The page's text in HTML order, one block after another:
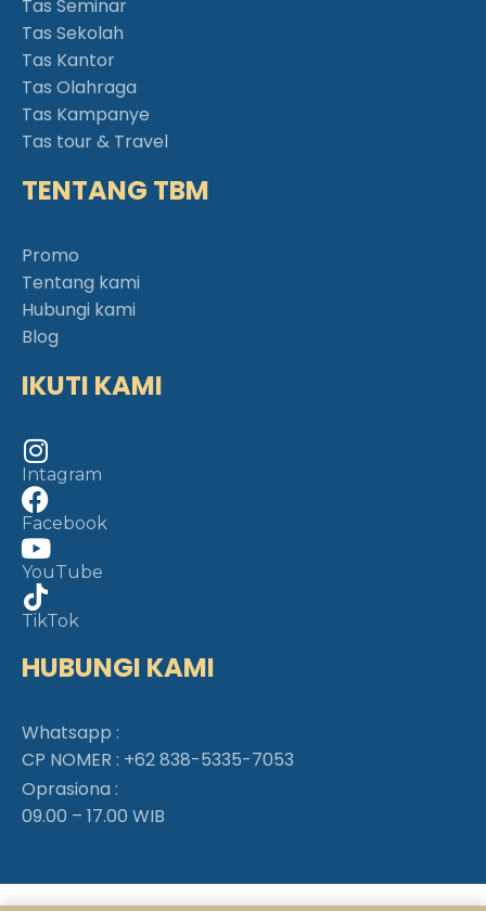
Tas Seminar
Tas Sekolah
Tas Kantor
Tas Olahraga
Tas Kampanye
Tas tour & Travel
TENTANG TBM
Promo
Tentang kami
Hubungi kami
Blog
IKUTI KAMI
Intagram
Facebook
YouTube
TikTok
HUBUNGI KAMI
Whatsapp :
CP NOMER : +62 838-5335-7053
Oprasiona :
09.00 – 17.00 WIB